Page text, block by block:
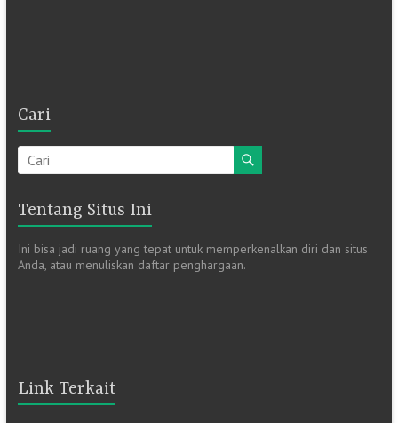
Cari
Tentang Situs Ini
Ini bisa jadi ruang yang tepat untuk memperkenalkan diri dan situs
Anda, atau menuliskan daftar penghargaan.
Link Terkait